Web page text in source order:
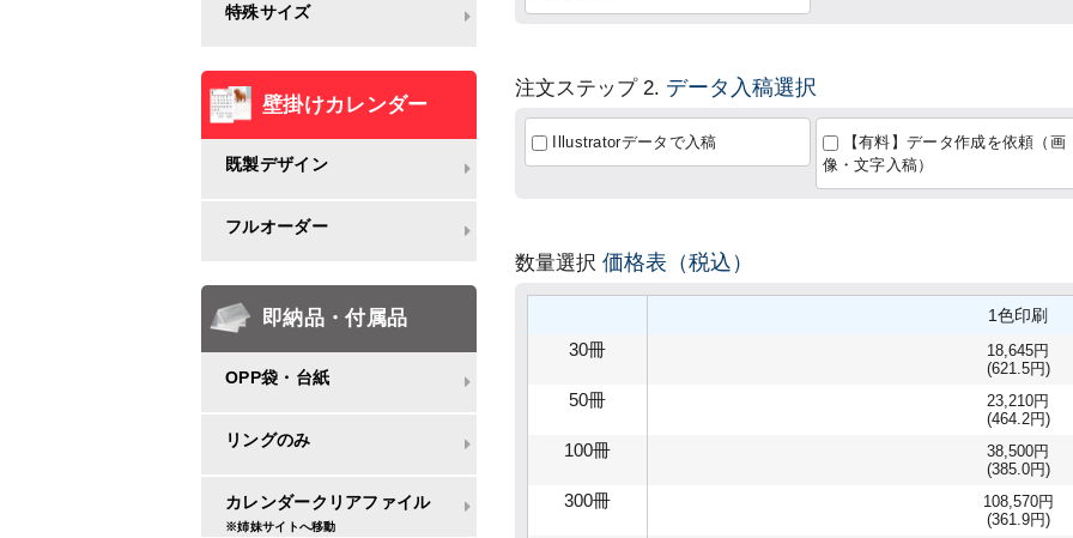
特殊サイズ
壁掛けカレンダー
既製デザイン
フルオーダー
即納品・付属品
OPP袋・台紙
リングのみ
カレンダークリアファイル
※姉妹サイトへ移動
注文ステップ 2. データ入稿選択
Illustratorデータで入稿
【有料】データ作成を依頼（画
像・文字入稿）
数量選択 価格表（税込）
1色印刷
30冊
18,645円
(621.5円)
50冊
23,210円
(464.2円)
100冊
38,500円
(385.0円)
300冊
108,570円
(361.9円)